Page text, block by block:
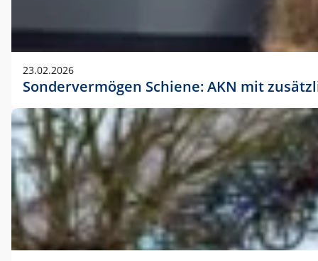
23.02.2026
Sondervermögen Schiene: AKN mit